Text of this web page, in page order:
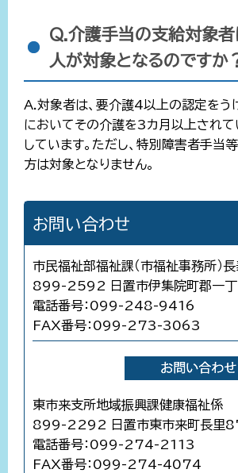
Q.介護手当の支給対象者
人が対象となるのですか
A.対象者は、要介護4以上の認定をう
においてその介護を3カ月以上されて
しています。ただし、特別障害者手当
方は対象となりません。
お問い合わせ
市民福祉部福祉課（市福祉事務所）
899-2592 日置市伊集院町郡一
電話番号：099-248-9416
FAX番号：099-273-3063
東市来支所地域振興課健康福祉係
899-2292 日置市東市来町長里
電話番号：099-274-2113
FAX番号：099-274-4074